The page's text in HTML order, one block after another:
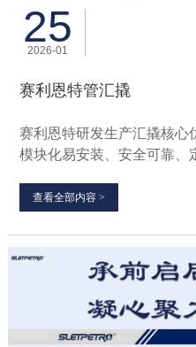
25
2026-01
赛利恩特管汇撬
赛利恩特研发生产汇撬核心
模块化易安装、安全可靠、
查看全部内容 >